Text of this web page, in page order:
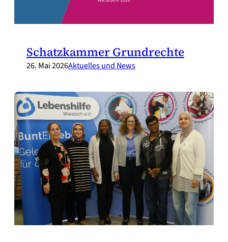
Schatzkammer Grundrechte
26. Mai 2026Aktuelles und News